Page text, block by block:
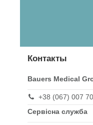
Контакты
Bauers Medical
+38 (067) 007
Сервісна служба